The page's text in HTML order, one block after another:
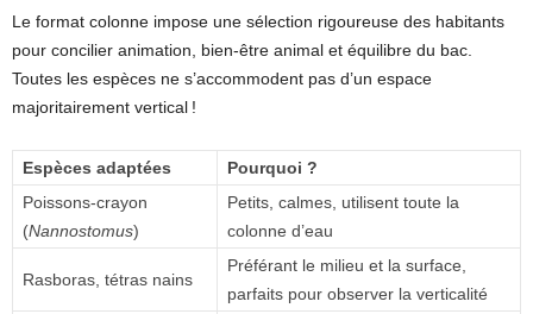
Le format colonne impose une sélection rigoureuse des habitants
pour concilier animation, bien-être animal et équilibre du bac.
Toutes les espèces ne s’accommodent pas d’un espace
majoritairement vertical !
Espèces adaptées
Pourquoi ?
Poissons-crayon
(Nannostomus)
Petits, calmes, utilisent toute la
colonne d’eau
Rasboras, tétras nains
Préférant le milieu et la surface,
parfaits pour observer la verticalité